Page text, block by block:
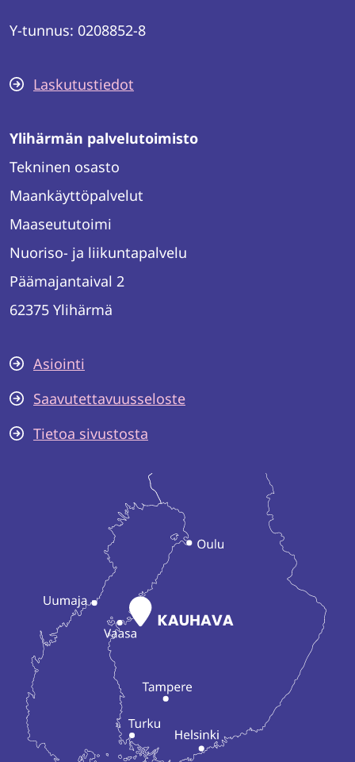
Y-tunnus: 0208852-8
Laskutustiedot
Ylihärmän palvelutoimisto
Tekninen osasto
Maankäyttöpalvelut
Maaseututoimi
Nuoriso- ja liikuntapalvelu
Päämajantaival 2
62375 Ylihärmä
Asiointi
Saavutettavuusseloste
Tietoa sivustosta